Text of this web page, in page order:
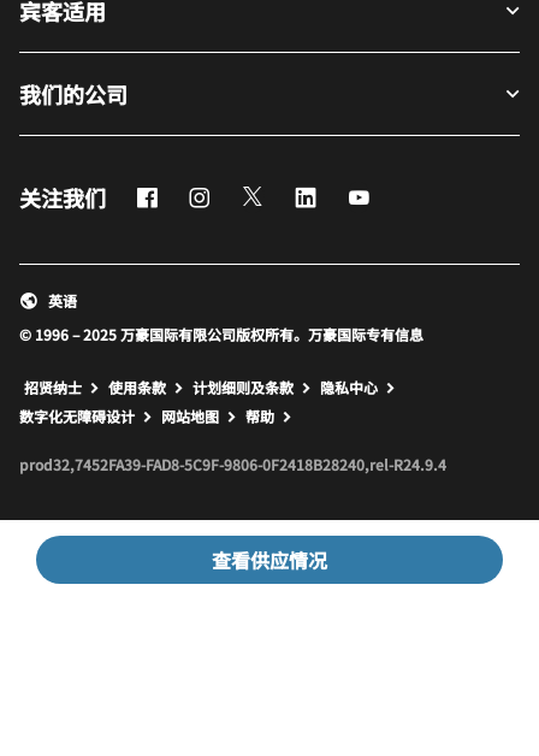
查看供应情况
宾客适用
我们的公司
关注我们 FacebookInstagram
Twitter LinkedIn
© 1996 – 2025 万豪国际有限公司版权所有。万豪国际专有信息
英语
招贤纳士 使用条款 计划细则及条款
隐私中心
数字化无障碍设计
网站地图 打开新窗口
帮助
prod32,7452FA39-FAD8-5C9F-9806-0F2418B28240,rel-R24.9.4